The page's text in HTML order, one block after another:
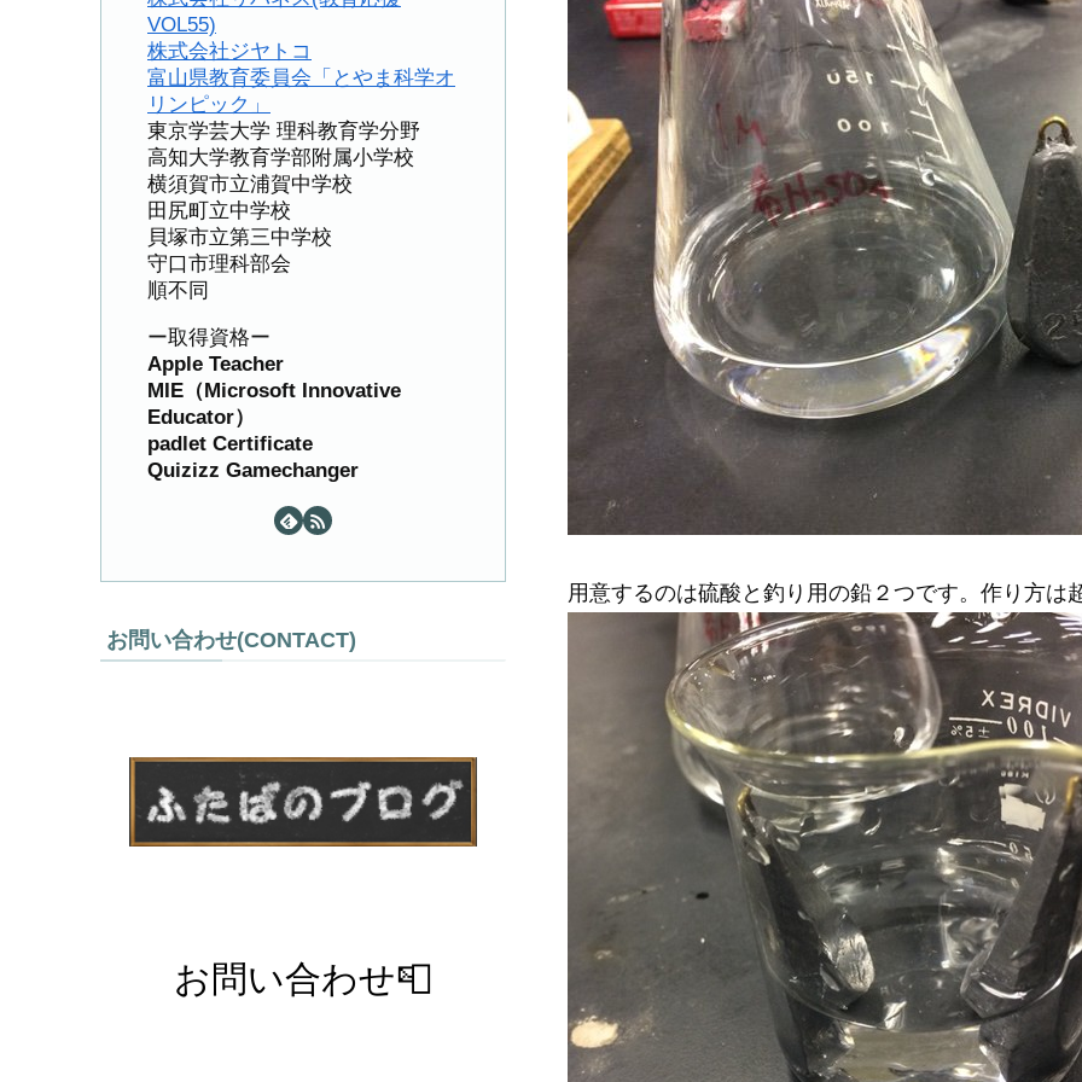
用意するのは硫酸と釣り用の鉛２つです。作り方は
VOL55)
株式会社ジヤトコ
富山県教育委員会「とやま科学オ
リンピック」
東京学芸大学 理科教育学分野
高知大学教育学部附属小学校
横須賀市立浦賀中学校
田尻町立中学校
貝塚市立第三中学校
守口市理科部会
順不同
ー取得資格ー
Apple Teacher
MIE（Microsoft Innovative
Educator）
padlet Certificate
Quizizz Gamechanger
お問い合わせ(CONTACT)